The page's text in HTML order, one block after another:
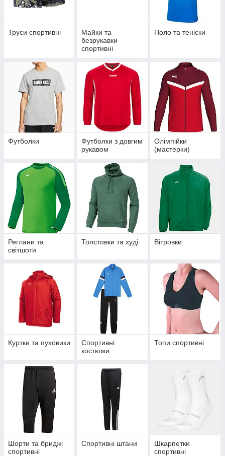
Труси спортивні
Майки та
безрукавки
спортивні
Поло та теніски
Футболки
Футболки з довгим
рукавом
Олімпійки
(мастерки)
Реглани та
світшоти
Толстовки та худі Вітровки
Куртки та пуховики
Спортивні
костюми
Топи спортивні
Шорти та бриджі
спортивні
Спортивні штани
Шкарпетки
спортивні